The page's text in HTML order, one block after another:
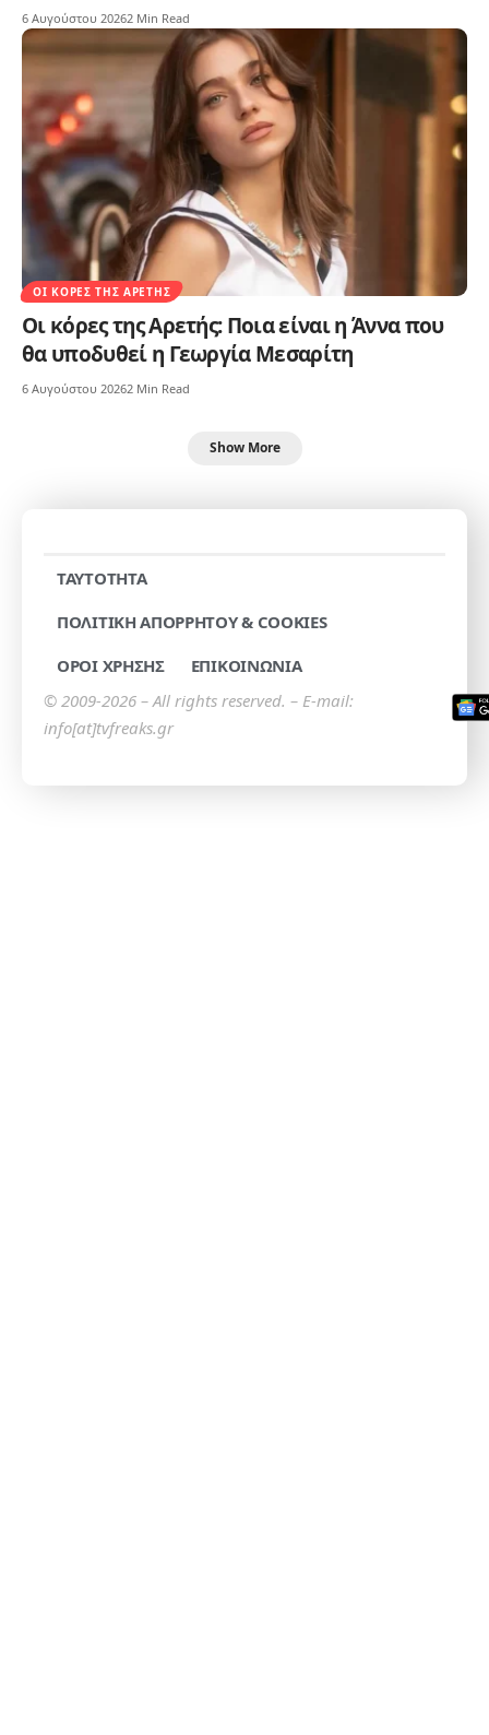
6 Αυγούστου 20262 Min Read
ΟΙ ΚΌΡΕΣ ΤΗΣ ΑΡΕΤΉΣ
Οι κόρες της Αρετής: Ποια είναι η Άννα που
θα υποδυθεί η Γεωργία Μεσαρίτη
6 Αυγούστου 20262 Min Read
Show More
TAYTOTHTA
ΠΟΛΙΤΙΚΗ ΑΠΟΡΡΗΤΟΥ & COOKIES
ΟΡΟΙ ΧΡΗΣΗΣ
ΕΠΙΚΟΙΝΩΝΙΑ
© 2009-2026 – All rights reserved. – E-mail:
info[at]tvfreaks.gr